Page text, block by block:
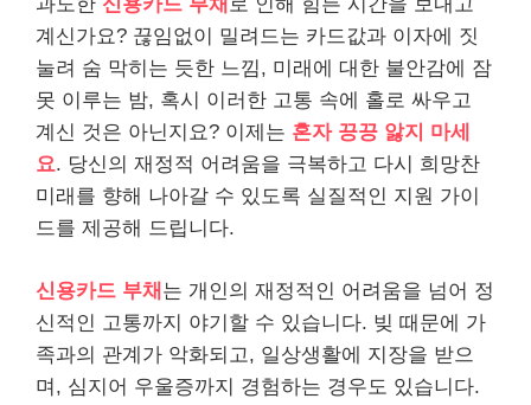
계신가요? 끊임없이 밀려드는 카드값과 이자에 짓
눌려 숨 막히는 듯한 느낌, 미래에 대한 불안감에 잠
못 이루는 밤, 혹시 이러한 고통 속에 홀로 싸우고
계신 것은 아닌지요? 이제는 혼자 끙끙 앓지 마세
요. 당신의 재정적 어려움을 극복하고 다시 희망찬
미래를 향해 나아갈 수 있도록 실질적인 지원 가이
드를 제공해 드립니다.
신용카드 부채 는 개인의 재정적인 어려움을 넘어 정
신적인 고통까지 야기할 수 있습니다. 빚 때문에 가
족과의 관계가 악화되고, 일상생활에 지장을 받으
며, 심지어 우울증까지 경험하는 경우도 있습니다.